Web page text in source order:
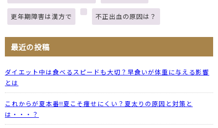
更年期障害は漢方で 不正出血の原因は？
最近の投稿
ダイエット中は食べるスピードも大切？早食いが体重に与える影響
とは
これからが夏本番!!夏こそ痩せにくい？夏太りの原因と対策と
は・・・？